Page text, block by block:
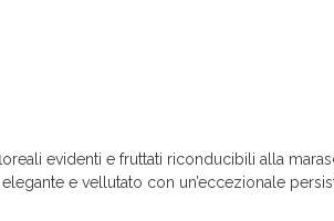
evidenti e fruttati riconducibili alla
e vellutato con un’eccezionale